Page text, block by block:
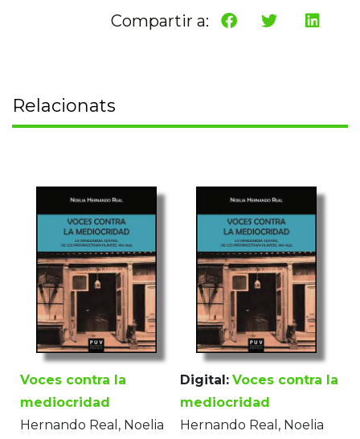
Compartir a:
Relacionats
Voces contra la
mediocridad
Hernando Real, Noelia
Digital: Voces contra la
mediocridad
Hernando Real, Noelia